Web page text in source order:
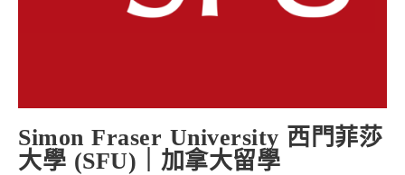
Simon Fraser University 西門菲莎
大學 (SFU)｜加拿大留學